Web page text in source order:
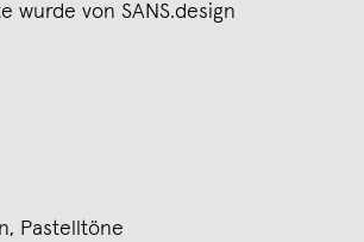
wurde von SANS.design
Pastelltöne